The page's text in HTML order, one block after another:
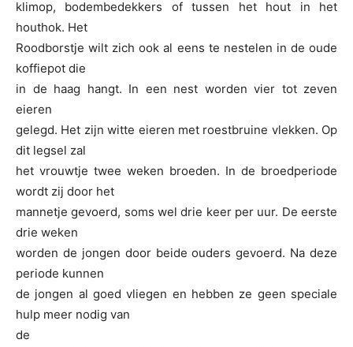
klimop, bodembedekkers of tussen het hout in het
houthok. Het
Roodborstje wilt zich ook al eens te nestelen in de oude
koffiepot die
in de haag hangt. In een nest worden vier tot zeven
eieren
gelegd. Het zijn witte eieren met roestbruine vlekken. Op
dit legsel zal
het vrouwtje twee weken broeden. In de broedperiode
wordt zij door het
mannetje gevoerd, soms wel drie keer per uur. De eerste
drie weken
worden de jongen door beide ouders gevoerd. Na deze
periode kunnen
de jongen al goed vliegen en hebben ze geen speciale
hulp meer nodig van
de